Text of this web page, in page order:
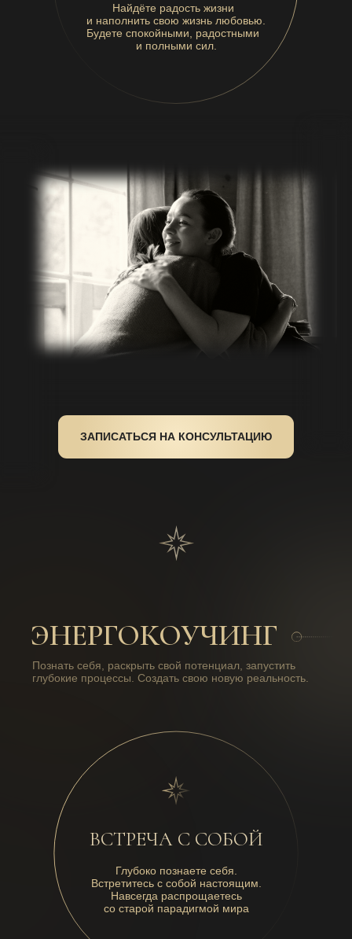
ЗАПИСАТЬСЯ НА КОНСУЛЬТАЦИЮ
Найдёте радость жизни
и наполнить свою жизнь любовью.
Будете спокойными, радостными
и полными сил.
ЭНЕРГОКОУЧИНГ
Глубоко познаете себя.
Встретитесь с собой настоящим.
Навсегда распрощаетесь
со старой парадигмой мира
ВСТРЕЧА С СОБОЙ
Познать себя, раскрыть свой потенциал, запустить
глубокие процессы. Создать свою новую реальность.